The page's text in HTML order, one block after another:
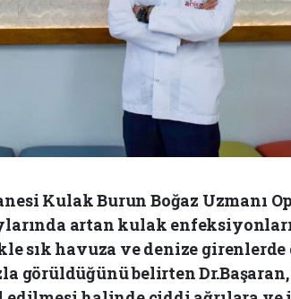
Kulak Burun Boğaz Uzmanı
artan kulak
sık havuza ve denize
görüldüğünü belirten